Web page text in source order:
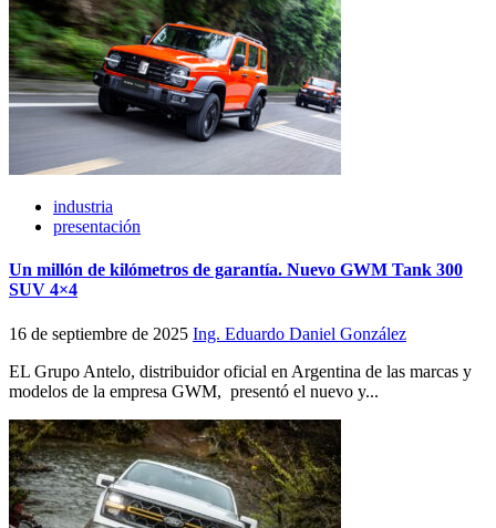
industria
presentación
Un millón de kilómetros de garantía. Nuevo GWM Tank 300
SUV 4×4
16 de septiembre de 2025 Ing. Eduardo Daniel González
EL Grupo Antelo, distribuidor oficial en Argentina de las marcas y
modelos de la empresa GWM, presentó el nuevo y...